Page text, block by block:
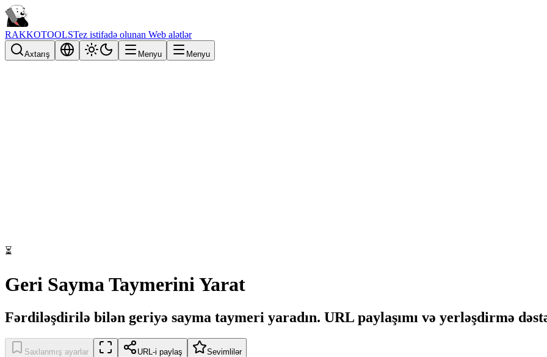
RAKKOTOOLSTez istifadə olunan Web alətlər
Axtarış Menyu Menyu
⏳
Geri Sayma Taymerini Yarat
Fərdiləşdirilə bilən geriyə sayma taymeri yaradın. URL paylaşımı və yerləşdirmə
Saxlanmış ayarlar URL-i paylaş Sevimlilər